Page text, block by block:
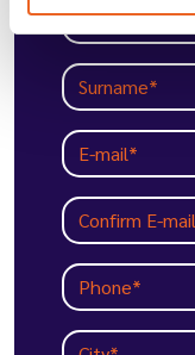
Name*
Surname*
E-mail
Confirm E-mail*
Phone*